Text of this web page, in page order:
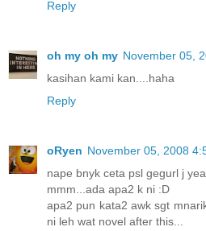
Reply
oh my oh my November 05,
kasihan kami kan....haha
Reply
oRyen November 05, 2008
nape bnyk ceta psl gegurl j
mmm...ada apa2 k ni :D
apa2 pun kata2 awk sgt
ni leh wat novel after this...